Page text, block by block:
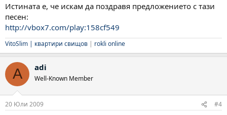
Истината е, че искам да поздравя предложението с тази
песен:
http://vbox7.com/play:158cf549
VitoSlim | квартири свищов | rokli online
A adi
Well-Known Member
20 Юли 2009 #4